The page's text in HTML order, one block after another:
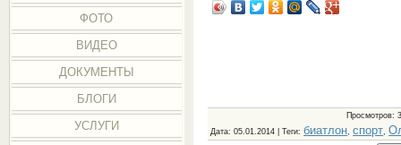
ФОТО
ВИДЕО
ДОКУМЕНТЫ
БЛОГИ
УСЛУГИ
Просмотров:
Дата: 05.01.2014 |Теги:биатлон ,спорт ,